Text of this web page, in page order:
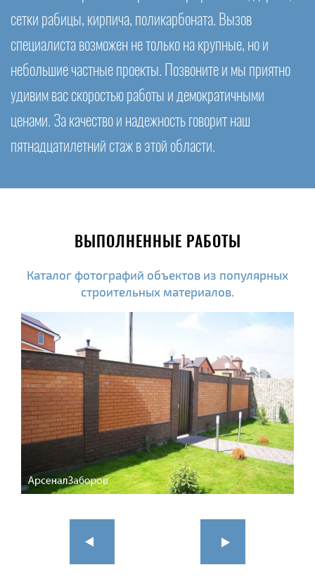
сетки рабицы, кирпича, поликарбоната. Вызов
специалиста возможен не только на крупные, но и
небольшие частные проекты. Позвоните и мы приятно
удивим вас скоростью работы и демократичными
ценами. За качество и надежность говорит наш
пятнадцатилетний стаж в этой области.
ВЫПОЛНЕННЫЕ РАБОТЫ
Каталог фотографий объектов из популярных
строительных материалов.